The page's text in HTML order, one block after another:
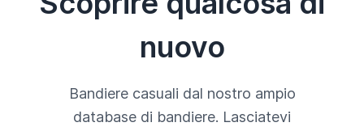
nuovo
Bandiere casuali dal nostro ampio
database di bandiere. Lasciatevi